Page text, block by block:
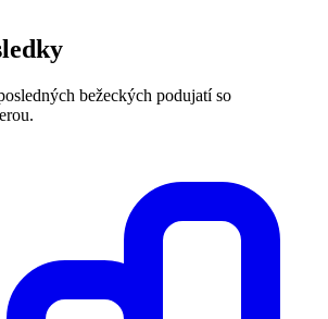
bežeckých podujatí so